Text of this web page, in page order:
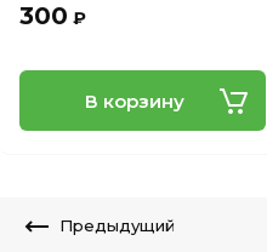
300 ₽
В корзину
Предыдущий